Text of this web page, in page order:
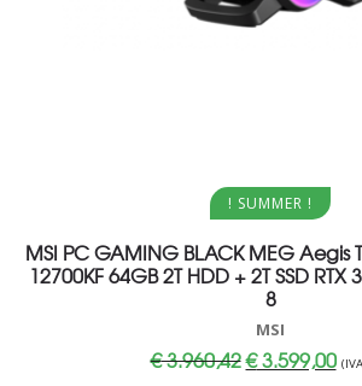
Aggiungi al carrello
! SUMMER !
MSI PC GAMING BLACK MEG Aegis
12700KF 64GB 2T HDD + 2T SSD RTX
8
MSI
€3.960,42Il
prezzo
€3.599,00Il